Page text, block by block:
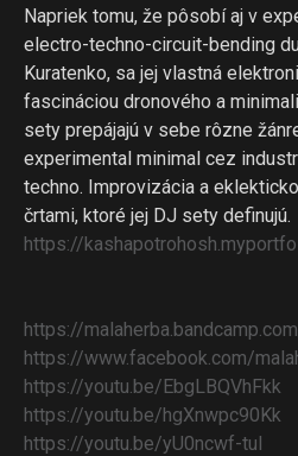
Napriek tomu, že pôsobí aj v
electro-techno-circuit-bending
Kuratenko, sa jej vlastná
fascináciou dronového a
sety prepájajú v sebe rôzne
experimental minimal cez
techno. Improvizácia a
črtami, ktoré jej DJ sety definujú.
https://kashapotrohosh.
https://
https://www.facebook.com/
https://youtu.be/EbgLBQVhFkk
https://youtu.be/hgXnwpc90Kk
https://youtu.be/yU0ncwf-tuI